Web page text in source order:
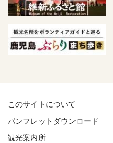
このサイトについて
パンフレットダウンロード
観光案内所